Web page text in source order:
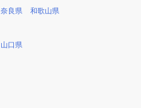
奈良県 和歌山県
山口県